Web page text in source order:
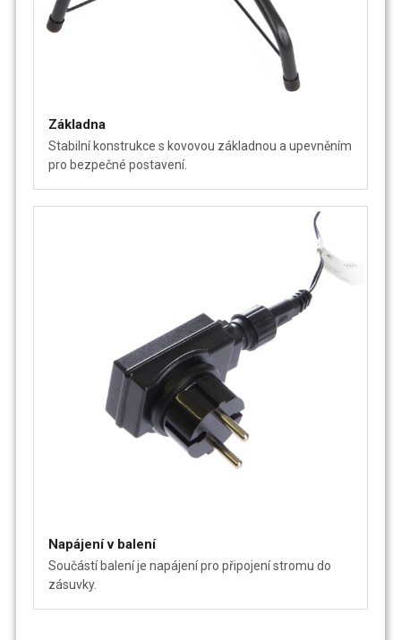
Základna
Stabilní konstrukce s kovovou základnou a upevněním
pro bezpečné postavení.
Napájení v balení
Součástí balení je napájení pro připojení stromu do
zásuvky.